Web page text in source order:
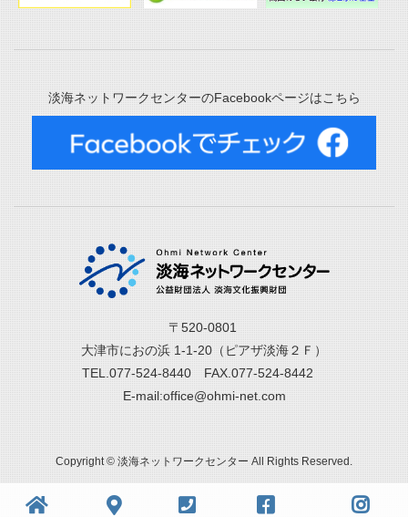
淡海ネットワークセンターのFacebookページはこちら
〒520-0801
大津市におの浜 1-1-20（ピアザ淡海２Ｆ）
TEL.077-524-8440 FAX.077-524-8442
E-mail:office@ohmi-net.com
Copyright © 淡海ネットワークセンター All Rights Reserved.